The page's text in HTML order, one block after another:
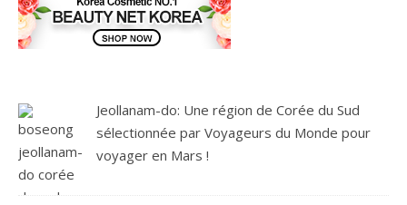
Jeollanam-do: Une région de Corée du Sud
sélectionnée par Voyageurs du Monde pour
voyager en Mars !